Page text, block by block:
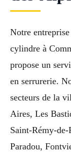
Notre
cylindre à
propose un
en serrurerie.
secteurs de la
Aires, Les
Saint-Rémy-
Paradou,